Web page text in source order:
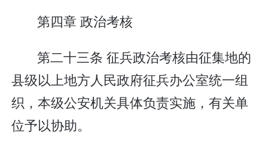
第四章 政治考核
第二十三条 征兵政治考核由征集地的
县级以上地方人民政府征兵办公室统一组
织，本级公安机关具体负责实施，有关单
位予以协助。